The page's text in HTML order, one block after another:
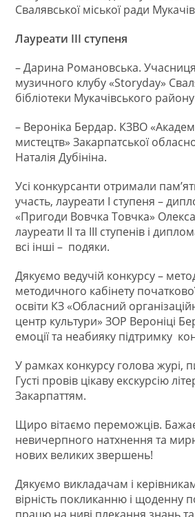
Свалявської міської ради
Лауреати ІІІ ступеня
– Дарина Романовська.
музичного клубу «Storyday»
бібліотеки Мукачівського
– Вероніка Бердар. КЗВО
мистецтв» Закарпатської
Наталія Дубініна.
Усі конкурсанти отримали
участь, лауреати І ступеня –
«Пригоди Вовчка Товчка»
лауреати ІІ та ІІІ ступенів і
всі інші – подяки.
Дякуємо ведучій конкурсу –
методичного кабінету
освіти КЗ «Обласний
центр культури» ЗОР Вероніці
емоції та неабияку підтримку
У рамках конкурсу голова журі,
Густі провів цікаву екскурсію
Закарпаттям.
Щиро вітаємо переможців.
невичерпного натхнення та
нових великих звершень!
Дякуємо викладачам і керівникам
вірність покликанню і щоденну